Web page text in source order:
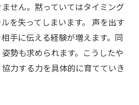
せん。黙っていてはタイミング
を失ってしまいます。 声を出す
手に伝える経験が増えます。同
勢も求められます。こうしたや
力する力を具体的に育てていき